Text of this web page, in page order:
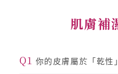
肌膚補
Q1 你的皮膚屬於「乾性